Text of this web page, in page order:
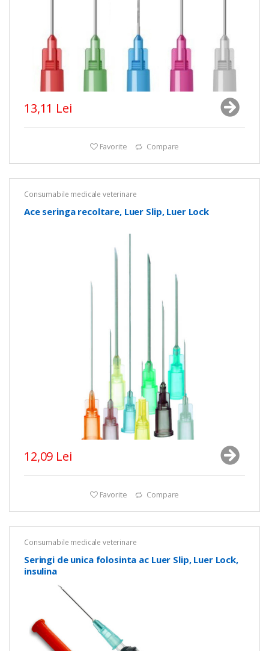
13,11 Lei
Favorite Compare
Consumabile medicale veterinare
Ace seringa recoltare, Luer Slip, Luer Lock
12,09 Lei
Favorite Compare
Consumabile medicale veterinare
Seringi de unica folosinta ac Luer Slip, Luer Lock,
insulina